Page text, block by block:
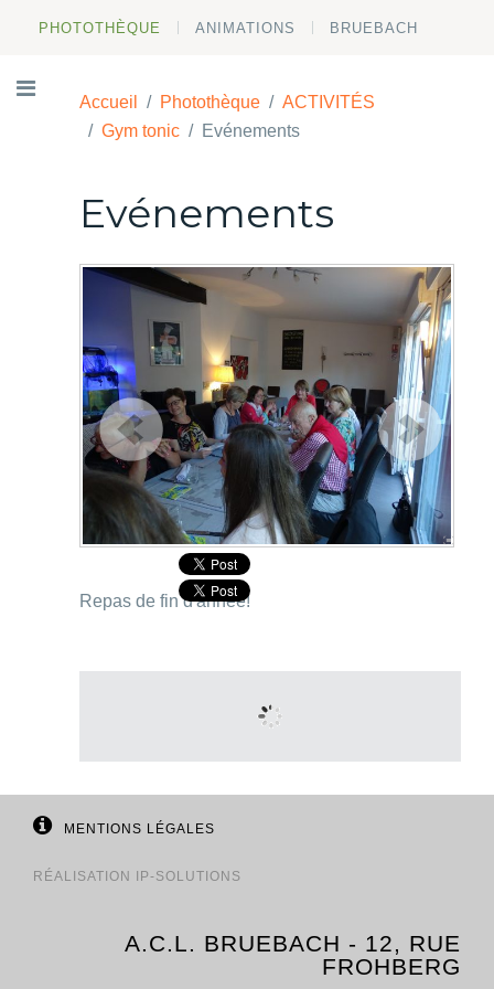
PHOTOTHÈQUE ANIMATIONS BRUEBACH
Accueil Photothèque
ACTIVITÉS
Gym tonic
Evénements
Evénements
Repas de fin d'année!
MENTIONS LÉGALES
RÉALISATION IP-SOLUTIONS
A.C.L. BRUEBACH - 12, RUE
FROHBERG